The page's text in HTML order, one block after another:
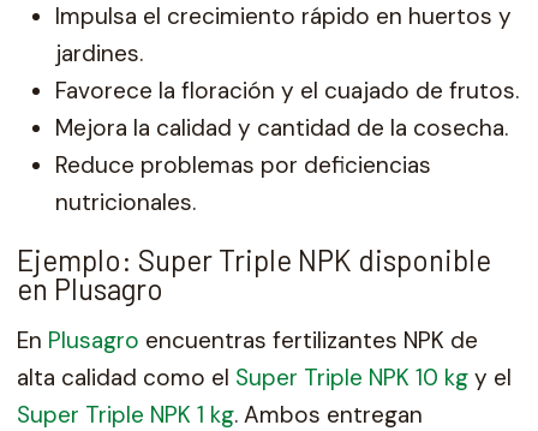
Impulsa el crecimiento rápido en huertos y
jardines.
Favorece la floración y el cuajado de frutos.
Mejora la calidad y cantidad de la cosecha.
Reduce problemas por deficiencias
nutricionales.
Ejemplo: Super Triple NPK disponible
en Plusagro
En Plusagro encuentras fertilizantes NPK de
alta calidad como el Super Triple NPK 10 kg y el
Super Triple NPK 1 kg. Ambos entregan